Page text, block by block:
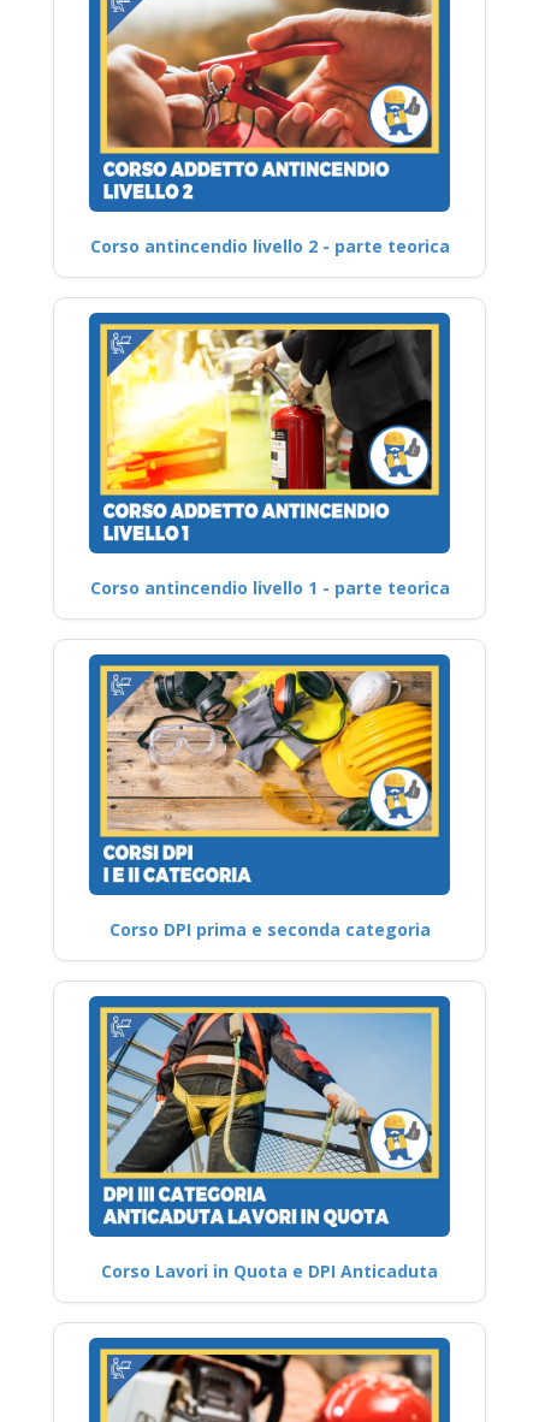
Corso antincendio livello 2 - parte teorica
Corso antincendio livello 1 - parte teorica
Corso DPI prima e seconda categoria
Corso Lavori in Quota e DPI Anticaduta